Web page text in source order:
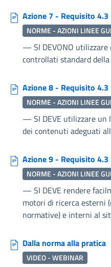
Azione 7 - Requisito
NORME - AZIONI LINEE
— SI DEVONO
controllati standard
Azione 8 - Requisito
NORME - AZIONI LINEE
— SI DEVE utilizzare un
dei contenuti adeguati
Azione 9 - Requisito
NORME - AZIONI LINEE
— SI DEVE rendere
motori di ricerca esterni
normative) e interni al
Dalla norma alla pratica
VIDEO - WEBINAR